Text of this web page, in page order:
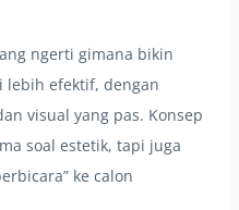
ngerti gimana bikin
lebih efektif, dengan
visual yang pas. Konsep
soal estetik, tapi juga
ke calon